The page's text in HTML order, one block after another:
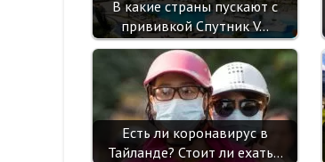
В какие страны пускают с
прививкой Спутник V…
Есть ли коронавирус в
Тайланде? Стоит ли ехать…